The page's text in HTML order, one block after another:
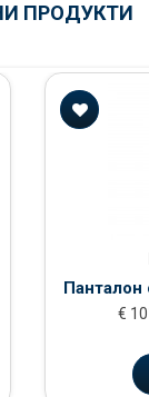
ПРОДУКТИ
Панталон
€